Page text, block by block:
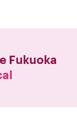
Fukuoka